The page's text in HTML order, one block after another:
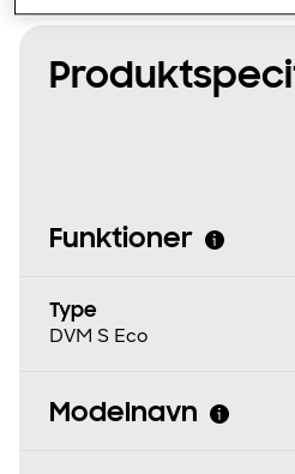
Funktioner
Type
DVM S Eco
Modelnavn